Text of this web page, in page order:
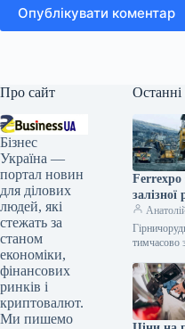
Опублікувати коментар
Про сайт
Бізнес
Україна —
портал новин
для ділових
людей, які
стежать за
станом
економіки,
фінансових
ринків і
криптовалют.
Ми пишемо
Ferrexpo
залізної
тимчасово
своїх
Причиною